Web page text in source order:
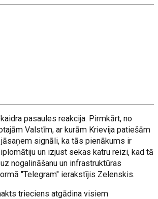
pasaules reakcija. Pirmkārt, no
Valstīm, ar kurām Krievija patiešām
signāli, ka tās pienākums ir
un izjust sekas katru reizi, kad tā
nogalināšanu un infrastruktūras
"Telegram" ierakstījis Zelenskis.
trieciens atgādina visiem